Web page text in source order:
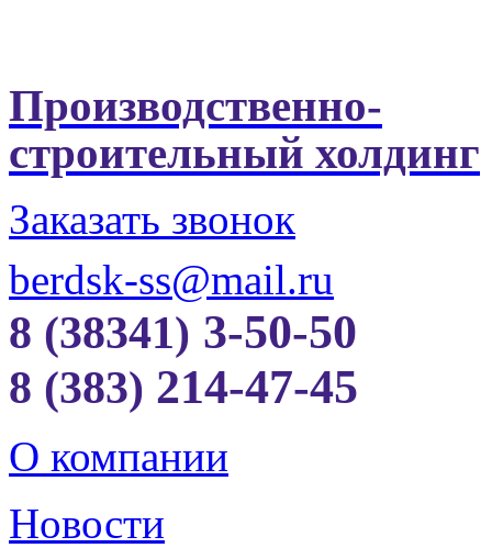
Производственно-
строительный холдинг
Заказать звонок
berdsk-ss@mail.ru
8 (38341) 3-50-50
8 (383) 214-47-45
О компании
Новости